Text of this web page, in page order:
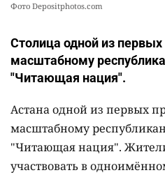
Фото Depositphotos.com
Столица одной из
масштабному
"Читающая нация".
Астана одной из первых
масштабному
"Читающая нация".
участвовать в